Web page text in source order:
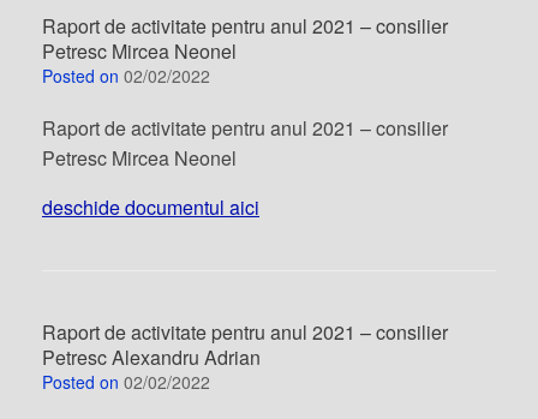
Raport de activitate pentru anul 2021 – consilier
Petresc Mircea Neonel
Posted on 02/02/2022
Raport de activitate pentru anul 2021 – consilier
Petresc Mircea Neonel
deschide documentul aici
Raport de activitate pentru anul 2021 – consilier
Petresc Alexandru Adrian
Posted on 02/02/2022